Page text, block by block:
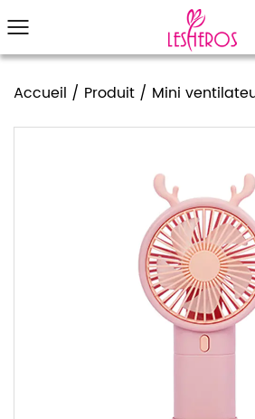
Accueil / Produit / Mini